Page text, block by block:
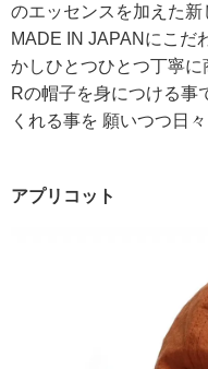
のエッセンスを加えた新
MADE IN JAPANにこだ
かしひとつひとつ丁寧
Rの帽子を身につける事
くれる事を 願いつつ日
アプリコット